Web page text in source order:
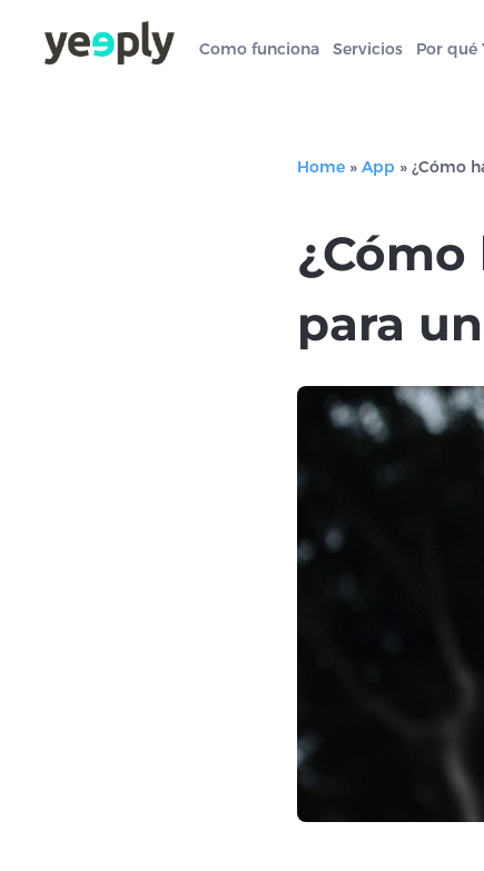
Como funciona Servicios Por qué
Home » App » ¿Cómo
para